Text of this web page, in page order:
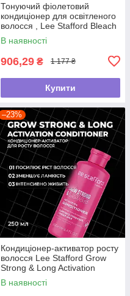
Тонуючий фіолетовий
кондиціонер для освітленого
волосся , Lee Stafford Bleach
Blondes Purple ,250мл
В наявності
906,29 ₴ 1 177 ₴
Купити
–23%
Кондиціонер-активатор росту
волосся Lee Stafford Grow
Strong & Long Activation
Conditioner ,250мл
В наявності